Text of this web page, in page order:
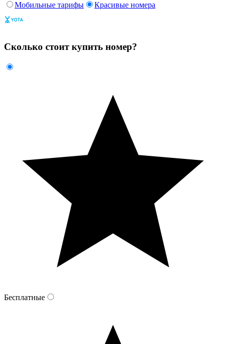
Мобильные тарифы Красивые номера
Сколько стоит купить номер?
Бесплатные